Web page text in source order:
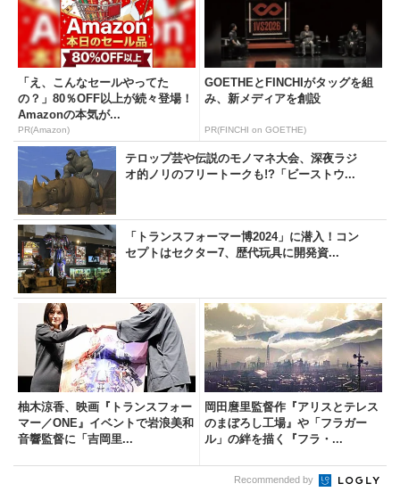
「え、こんなセールやってた
の？」80％OFF以上が続々登場！
Amazonの本気が...
PR(Amazon)
GOETHEとFINCHIがタッグを組
み、新メディアを創設
PR(FINCHI on GOETHE)
テロップ芸や伝説のモノマネ大会、深夜ラジ
オ的ノリのフリートークも!?「ビーストウ...
「トランスフォーマー博2024」に潜入！コン
セプトはセクター7、歴代玩具に開発資...
柚木涼香、映画『トランスフォー
マー／ONE』イベントで岩浪美和
音響監督に「吉岡里...
岡田麿里監督作『アリスとテレス
のまぼろし工場』や「フラガー
ル」の絆を描く『フラ・...
Recommended by